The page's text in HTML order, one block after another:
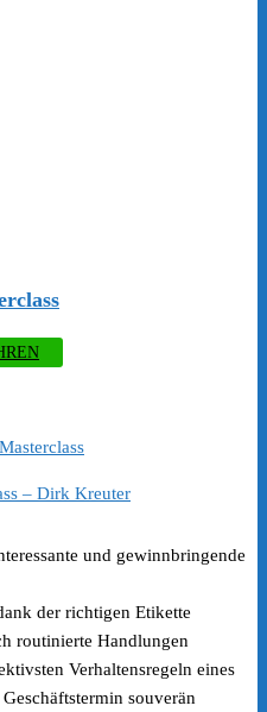
– Dirk Kreuter
und gewinnbringende
der richtigen Etikette
routinierte Handlungen
Verhaltensregeln eines
souverän